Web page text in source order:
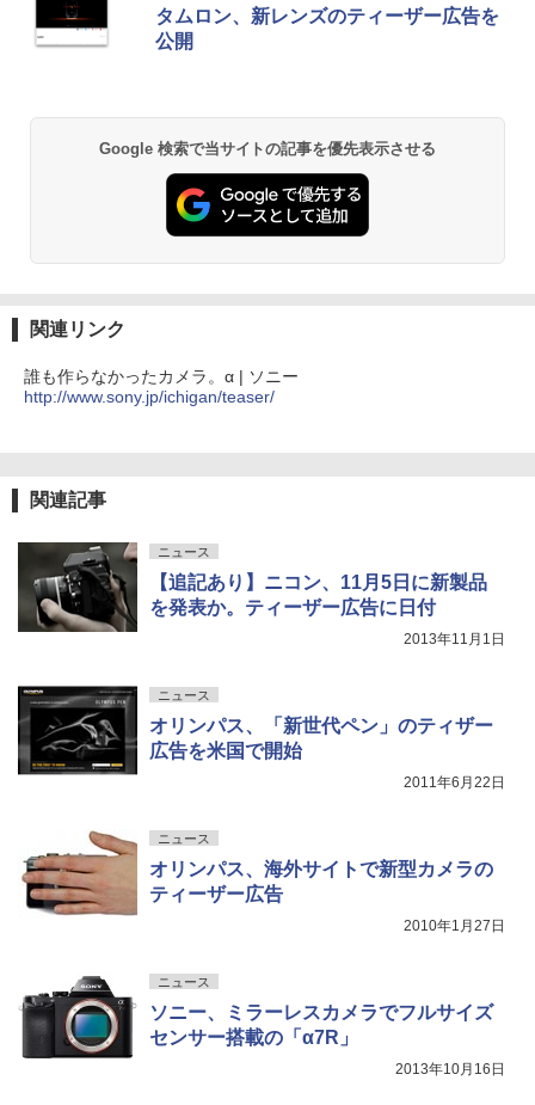
タムロン、新レンズのティーザー広告を
公開
Google 検索で当サイトの記事を優先表示させる
関連リンク
誰も作らなかったカメラ。α | ソニー
http://www.sony.jp/ichigan/teaser/
関連記事
ニュース
【追記あり】ニコン、11月5日に新製品
を発表か。ティーザー広告に日付
2013年11月1日
ニュース
オリンパス、「新世代ペン」のティザー
広告を米国で開始
2011年6月22日
ニュース
オリンパス、海外サイトで新型カメラの
ティーザー広告
2010年1月27日
ニュース
ソニー、ミラーレスカメラでフルサイズ
センサー搭載の「α7R」
2013年10月16日